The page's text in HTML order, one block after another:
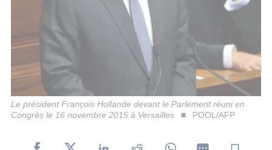
Le président François Hollande devant le Parlement réuni en
Congrès le 16 novembre 2015 à Versailles
POOL/AFP